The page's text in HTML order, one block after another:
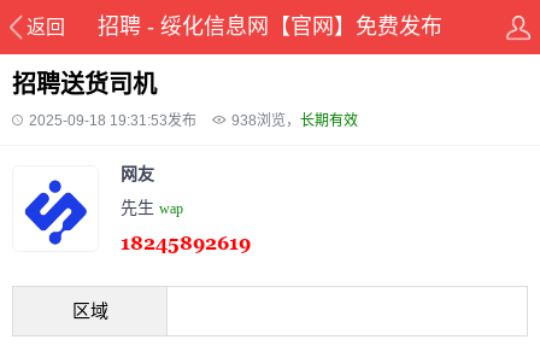
返回 招聘 - 绥化信息网【官网】免费发布
招聘送货司机
2025-09-18 19:31:53发布 938浏览， 长期有效
网友
先生 wap
区域